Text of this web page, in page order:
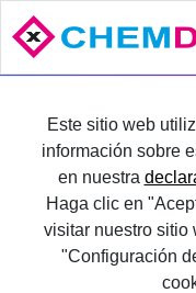
Este sitio web
información sobre
en nuestra
Haga clic en
visitar nuestro sitio
"Configuración
te­
rior